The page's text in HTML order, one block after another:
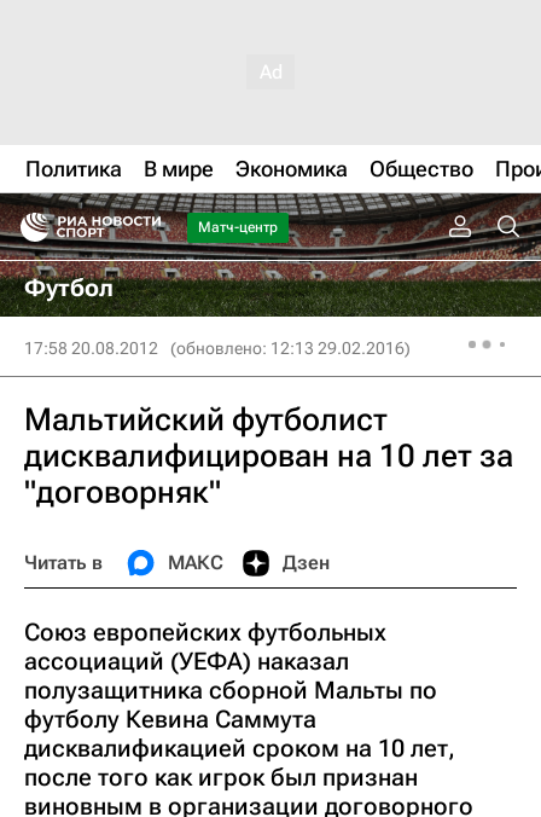
Политика В мире Экономика Общество
Матч-центр
Футбол
17:58 20.08.2012 (обновлено: 12:13 29.02.2016)
Мальтийский футболист
дисквалифицирован на 10 лет за
"договорняк"
Читать в МАКС Дзен
Союз европейских футбольных
ассоциаций (УЕФА) наказал
полузащитника сборной Мальты по
футболу Кевина Саммута
дисквалификацией сроком на 10 лет,
после того как игрок был признан
виновным в организации договорного